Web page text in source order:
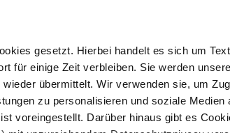
gesetzt. Hierbei handelt es sich um
für einige Zeit verbleiben. Sie werden
übermittelt. Wir verwenden sie, um
zu personalisieren und soziale Medien
voreingestellt. Darüber hinaus gibt es